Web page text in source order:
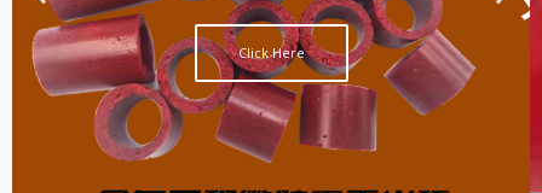
Click Here